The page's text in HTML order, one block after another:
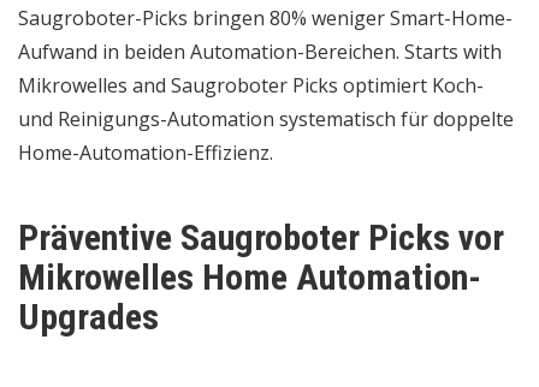
Saugroboter-Picks bringen 80% weniger Smart-Home-
Aufwand in beiden Automation-Bereichen. Starts with
Mikrowelles and Saugroboter Picks optimiert Koch-
und Reinigungs-Automation systematisch für doppelte
Home-Automation-Effizienz.
Präventive Saugroboter Picks vor
Mikrowelles Home Automation-
Upgrades